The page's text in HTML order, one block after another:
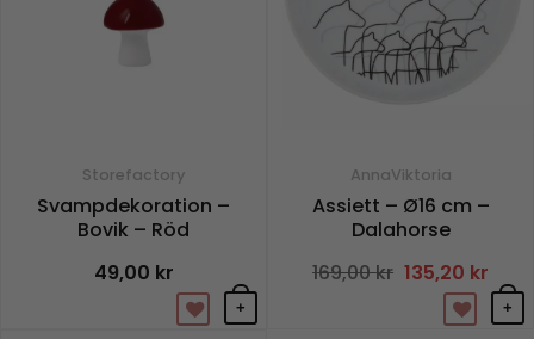
Storefactory
Svampdekoration –
Bovik – Röd
49,00 kr
+
AnnaViktoria
Assiett – Ø16 cm –
Dalahorse
169,00kr Det
ursprungliga
priset
169,00 kr.
135,20 krDet
priset
är:
+